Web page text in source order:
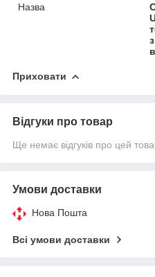
Назва
Приховати
Відгуки про товар
Ще немає відгуків про цей
Умови доставки
Нова Пошта
Всі умови доставки